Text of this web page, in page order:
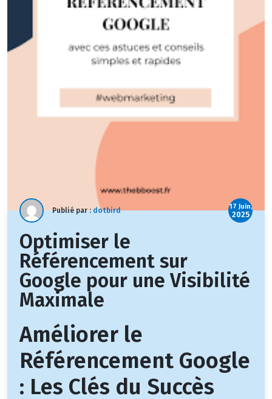
Publié par :dotbird 17 Juin,
2025
Optimiser le
Référencement sur
Google pour une Visibilité
Maximale
Améliorer le
Référencement Google
: Les Clés du Succès